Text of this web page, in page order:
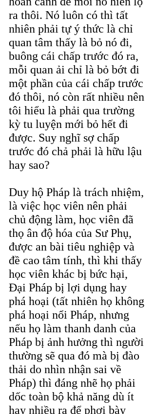
ra thôi. Nó luôn có thì tất
nhiên phải tự ý thức là chỉ
quan tâm thấy là bỏ nó đi,
buông cái chấp trước đó ra,
mỗi quan ải chỉ là bỏ bớt đi
một phần của cái chấp trước
đó thôi, nó còn rất nhiều nên
tôi hiểu là phải qua trường
kỳ tu luyện mới bỏ hết đi
được. Suy nghĩ sợ chấp
trước đó chả phải là hữu lậu
hay sao?
Duy hộ Pháp là trách nhiệm,
là việc học viên nên phải
chủ động làm, học viên đã
thọ ân độ hóa của Sư Phụ,
được an bài tiêu nghiệp và
đề cao tâm tính, thì khi thấy
học viên khác bị bức hại,
Đại Pháp bị lợi dụng hay
phá hoại (tất nhiên họ không
phá hoại nổi Pháp, nhưng
nếu họ làm thanh danh của
Pháp bị ảnh hưởng thì người
thường sẽ qua đó mà bị đào
thải do nhìn nhận sai về
Pháp) thì đáng nhẽ họ phải
dốc toàn bộ khả năng dù ít
hay nhiều ra để phơi bày